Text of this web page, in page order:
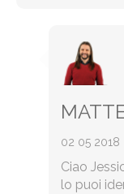
02 05 2018
Ciao
lo puoi